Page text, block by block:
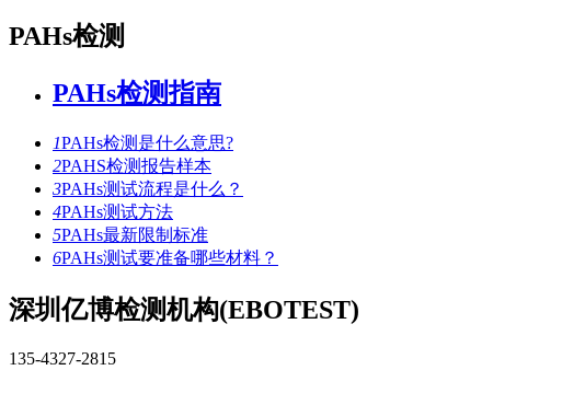
PAHs检测
PAHs检测指南
1PAHs检测是什么意思?
2PAHS检测报告样本
3PAHs测试流程是什么？
4PAHs测试方法
5PAHs最新限制标准
6PAHs测试要准备哪些材料？
深圳亿博检测机构(EBOTEST)
135-4327-2815